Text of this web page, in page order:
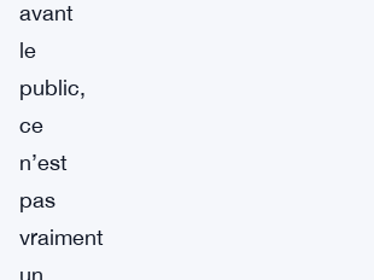
avant
le
public,
ce
n’est
pas
vraiment
un